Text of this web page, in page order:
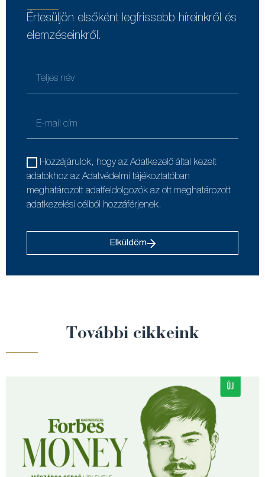
Értesüljön elsőként legfrissebb híreinkről és
elemzéseinkről.
Hozzájárulok, hogy az Adatkezelő által kezelt
adatokhoz az Adatvédelmi tájékoztatóban
meghatározott adatfeldolgozók az ott meghatározott
adatkezelési célból hozzáférjenek.
Elküldöm
További cikkeink